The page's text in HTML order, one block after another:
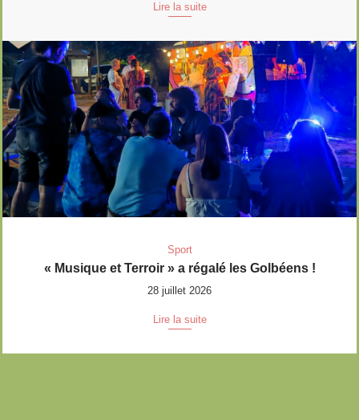
Lire la suite
Sport
« Musique et Terroir » a régalé les Golbéens !
28 juillet 2026
Lire la suite